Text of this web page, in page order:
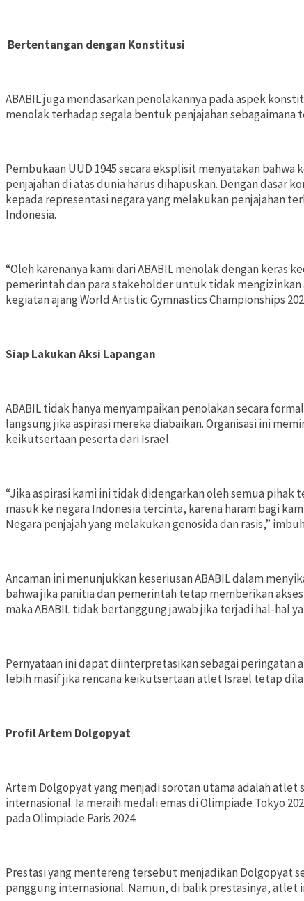
Bertentangan dengan Konstitusi
ABABIL juga mendasarkan penolakannya pada aspek
menolak terhadap segala bentuk penjajahan sebagaimana
Pembukaan UUD 1945 secara eksplisit menyatakan
penjajahan di atas dunia harus dihapuskan. Dengan dasar
kepada representasi negara yang melakukan penjajahan
Indonesia.
“Oleh karenanya kami dari ABABIL menolak dengan
pemerintah dan para stakeholder untuk tidak
kegiatan ajang World Artistic Gymnastics Championships
Siap Lakukan Aksi Lapangan
ABABIL tidak hanya menyampaikan penolakan secara
langsung jika aspirasi mereka diabaikan. Organisasi ini
keikutsertaan peserta dari Israel.
“Jika aspirasi kami ini tidak didengarkan oleh semua
masuk ke negara Indonesia tercinta, karena haram bagi
Negara penjajah yang melakukan genosida dan rasis,”
Ancaman ini menunjukkan keseriusan ABABIL dalam
bahwa jika panitia dan pemerintah tetap memberikan
maka ABABIL tidak bertanggung jawab jika terjadi hal-hal
Pernyataan ini dapat diinterpretasikan sebagai peringatan
lebih masif jika rencana keikutsertaan atlet Israel tetap
Profil Artem Dolgopyat
Artem Dolgopyat yang menjadi sorotan utama adalah atlet
internasional. Ia meraih medali emas di Olimpiade Tokyo
pada Olimpiade Paris 2024.
Prestasi yang mentereng tersebut menjadikan Dolgopyat
panggung internasional. Namun, di balik prestasinya, atlet